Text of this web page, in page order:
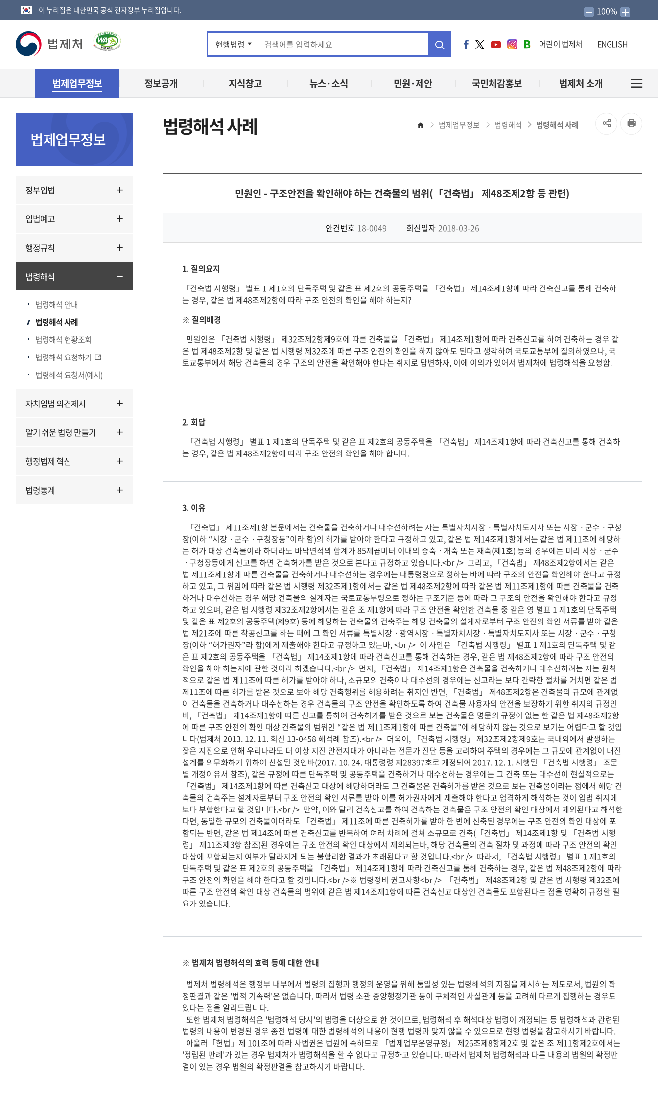
이 누리집은 대한민국 공식 전자정부 누리집입니다. 100%
법
제
로
통
합
검
현행법령
통
색
페
스
북
트
터
유
브
타
그
버
어린이 법제처 ENGLISH
법제업무정보 정보공개 지식창고 뉴스·소식 민원·제안 국민체감홍보 법제처 소개
법제업무정보
정부입법
입법예고
행정규칙
법령해석
법령해석 안내
법령해석 사례
법령해석 현황조회
법령해석 요청하기
법령해석 요청서(예시)
자치입법 의견제시
알기 쉬운 법령 만들기
행정법제 혁신
법령통계
법령해석 사례 홈 법제업무정보 법령해석 법령해석 사례
SNS
인
민원인 - 구조안전을 확인해야 하는 건축물의 범위(「건축법」 제48조제2항 등 관련)
안건번호 18-0049 회신일자 2018-03-26
1. 질의요지
「건축법 시행령」 별표 1 제1호의 단독주택 및 같은 표 제2호의 공동주택을 「건축법」 제14조제1항에 따라 건축신고를 통해 건축하
는 경우, 같은 법 제48조제2항에 따라 구조 안전의 확인을 해야 하는지?
※ 질의배경
은 법 제48조제2항 및 같은 법 시행령 제32조에 따른 구조 안전의 확인을 하지 않아도 된다고 생각하여 국토교통부에 질의하였으나, 국
토교통부에서 해당 건축물의 경우 구조의 안전을 확인해야 한다는 취지로 답변하자, 이에 이의가 있어서 법제처에 법령해석을 요청함.
2. 회답
는 경우, 같은 법 제48조제2항에 따라 구조 안전의 확인을 해야 합니다.
3. 이유
장(이하 “시장ㆍ군수ㆍ구청장등”이라 함)의 허가를 받아야 한다고 규정하고 있고, 같은 법 제14조제1항에서는 같은 법 제11조에 해당하
는 허가 대상 건축물이라 하더라도 바닥면적의 합계가 85제곱미터 이내의 증축ㆍ개축 또는 재축(제1호) 등의 경우에는 미리 시장ㆍ군수
ㆍ구청장등에게 신고를 하면 건축허가를 받은 것으로 본다고 규정하고 있습니다.<br />  그리고, 「건축법」 제48조제2항에서는 같은
법 제11조제1항에 따른 건축물을 건축하거나 대수선하는 경우에는 대통령령으로 정하는 바에 따라 구조의 안전을 확인해야 한다고 규정
하고 있고, 그 위임에 따라 같은 법 시행령 제32조제1항에서는 같은 법 제48조제2항에 따라 같은 법 제11조제1항에 따른 건축물을 건축
하거나 대수선하는 경우 해당 건축물의 설계자는 국토교통부령으로 정하는 구조기준 등에 따라 그 구조의 안전을 확인해야 한다고 규정
하고 있으며, 같은 법 시행령 제32조제2항에서는 같은 조 제1항에 따라 구조 안전을 확인한 건축물 중 같은 영 별표 1 제1호의 단독주택
및 같은 표 제2호의 공동주택(제9호) 등에 해당하는 건축물의 건축주는 해당 건축물의 설계자로부터 구조 안전의 확인 서류를 받아 같은
법 제21조에 따른 착공신고를 하는 때에 그 확인 서류를 특별시장ㆍ광역시장ㆍ특별자치시장ㆍ특별자치도지사 또는 시장ㆍ군수ㆍ구청
장(이하 “허가권자”라 함)에게 제출해야 한다고 규정하고 있는바, <br />  이 사안은 「건축법 시행령」 별표 1 제1호의 단독주택 및 같
은 표 제2호의 공동주택을 「건축법」 제14조제1항에 따라 건축신고를 통해 건축하는 경우, 같은 법 제48조제2항에 따라 구조 안전의
확인을 해야 하는지에 관한 것이라 하겠습니다.<br />  먼저, 「건축법」 제14조제1항은 건축물을 건축하거나 대수선하려는 자는 원칙
적으로 같은 법 제11조에 따른 허가를 받아야 하나, 소규모의 건축이나 대수선의 경우에는 신고라는 보다 간략한 절차를 거치면 같은 법
제11조에 따른 허가를 받은 것으로 보아 해당 건축행위를 허용하려는 취지인 반면, 「건축법」 제48조제2항은 건축물의 규모에 관계없
이 건축물을 건축하거나 대수선하는 경우 건축물의 구조 안전을 확인하도록 하여 건축물 사용자의 안전을 보장하기 위한 취지의 규정인
바, 「건축법」 제14조제1항에 따른 신고를 통하여 건축허가를 받은 것으로 보는 건축물은 명문의 규정이 없는 한 같은 법 제48조제2항
에 따른 구조 안전의 확인 대상 건축물의 범위인 “같은 법 제11조제1항에 따른 건축물”에 해당하지 않는 것으로 보기는 어렵다고 할 것입
니다(법제처 2013. 12. 11. 회신 13-0458 해석례 참조).<br />  더욱이, 「건축법 시행령」 제32조제2항제9호는 국내외에서 발생하는
잦은 지진으로 인해 우리나라도 더 이상 지진 안전지대가 아니라는 전문가 진단 등을 고려하여 주택의 경우에는 그 규모에 관계없이 내진
설계를 의무화하기 위하여 신설된 것인바(2017. 10. 24. 대통령령 제28397호로 개정되어 2017. 12. 1. 시행된 「건축법 시행령」 조문
별 개정이유서 참조), 같은 규정에 따른 단독주택 및 공동주택을 건축하거나 대수선하는 경우에는 그 건축 또는 대수선이 현실적으로는
「건축법」 제14조제1항에 따른 건축신고 대상에 해당하더라도 그 건축물은 건축허가를 받은 것으로 보는 건축물이라는 점에서 해당 건
축물의 건축주는 설계자로부터 구조 안전의 확인 서류를 받아 이를 허가권자에게 제출해야 한다고 엄격하게 해석하는 것이 입법 취지에
보다 부합한다고 할 것입니다.<br />  만약, 이와 달리 건축신고를 하여 건축하는 건축물은 구조 안전의 확인 대상에서 제외된다고 해석한
다면, 동일한 규모의 건축물이더라도 「건축법」 제11조에 따른 건축허가를 받아 한 번에 신축된 경우에는 구조 안전의 확인 대상에 포
함되는 반면, 같은 법 제14조에 따른 건축신고를 반복하여 여러 차례에 걸쳐 소규모로 건축(「건축법」 제14조제1항 및 「건축법 시행
령」 제11조제3항 참조)된 경우에는 구조 안전의 확인 대상에서 제외되는바, 해당 건축물의 건축 절차 및 과정에 따라 구조 안전의 확인
대상에 포함되는지 여부가 달라지게 되는 불합리한 결과가 초래된다고 할 것입니다.<br />  따라서, 「건축법 시행령」 별표 1 제1호의
단독주택 및 같은 표 제2호의 공동주택을 「건축법」 제14조제1항에 따라 건축신고를 통해 건축하는 경우, 같은 법 제48조제2항에 따라
구조 안전의 확인을 해야 한다고 할 것입니다.<br />※ 법령정비 권고사항<br />  「건축법」 제48조제2항 및 같은 법 시행령 제32조에
따른 구조 안전의 확인 대상 건축물의 범위에 같은 법 제14조제1항에 따른 건축신고 대상인 건축물도 포함된다는 점을 명확히 규정할 필
요가 있습니다.
※ 법제처 법령해석의 효력 등에 대한 안내
법제처 법령해석은 행정부 내부에서 법령의 집행과 행정의 운영을 위해 통일성 있는 법령해석의 지침을 제시하는 제도로서, 법원의 확
정판결과 같은 '법적 기속력'은 없습니다. 따라서 법령 소관 중앙행정기관 등이 구체적인 사실관계 등을 고려해 다르게 집행하는 경우도
있다는 점을 알려드립니다.
또한 법제처 법령해석은 '법령해석 당시'의 법령을 대상으로 한 것이므로, 법령해석 후 해석대상 법령이 개정되는 등 법령해석과 관련된
법령의 내용이 변경된 경우 종전 법령에 대한 법령해석의 내용이 현행 법령과 맞지 않을 수 있으므로 현행 법령을 참고하시기 바랍니다.
아울러「헌법」제 101조에 따라 사법권은 법원에 속하므로 「법제업무운영규정」 제26조제8항제2호 및 같은 조 제11항제2호에서는
'정립된 판례'가 있는 경우 법제처가 법령해석을 할 수 없다고 규정하고 있습니다. 따라서 법제처 법령해석과 다른 내용의 법원의 확정판
결이 있는 경우 법원의 확정판결을 참고하시기 바랍니다.